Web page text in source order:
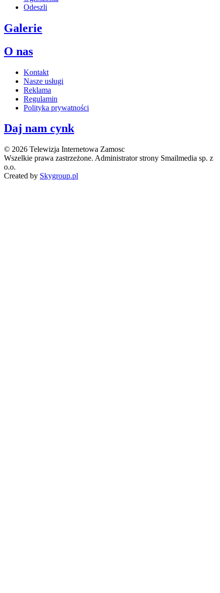
Odeszli
Galerie
O nas
Kontakt
Nasze usługi
Reklama
Regulamin
Polityka prywatności
Daj nam cynk
© 2026 Telewizja Internetowa Zamosc
Wszelkie prawa zastrzeżone. Administrator strony Smailmedia sp. z
o.o.
Created by Skygroup.pl